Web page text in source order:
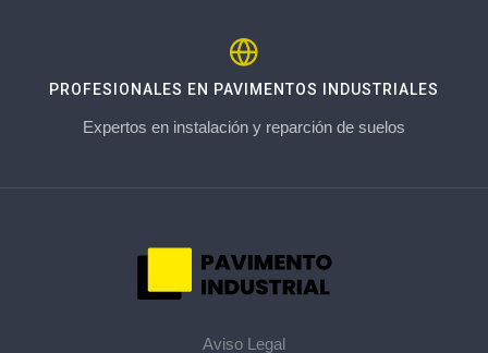
PROFESIONALES EN PAVIMENTOS INDUSTRIALES
Expertos en instalación y reparción de suelos
Aviso Legal